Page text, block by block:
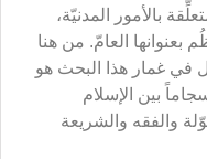
بالأمور المدنيّة،
بعنوانها العامّ. من هنا
في غمار هذا البحث هو
بين الإسلام
والفقه والشريعة